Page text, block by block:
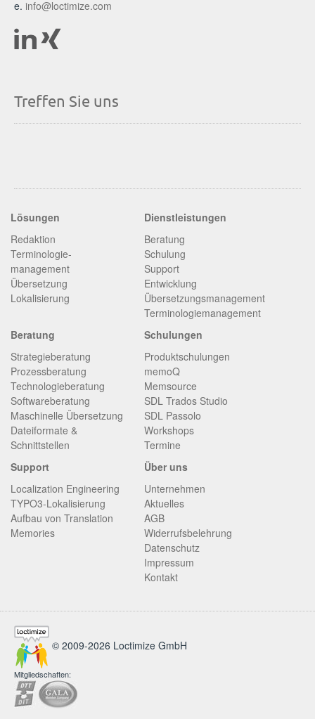
e. info@loctimize.com
Treffen Sie uns
Lösungen
Redaktion
Terminologie­
management
Übersetzung
Lokalisierung
Dienstleistungen
Beratung
Schulung
Support
Entwicklung
Übersetzungsmanagement
Terminologiemanagement
Beratung
Strategieberatung
Prozessberatung
Technologieberatung
Softwareberatung
Maschinelle Übersetzung
Dateiformate &
Schnittstellen
Schulungen
Produktschulungen
memoQ
Memsource
SDL Trados Studio
SDL Passolo
Workshops
Termine
Support
Localization Engineering
TYPO3-Lokalisierung
Aufbau von Translation
Memories
Über uns
Unternehmen
Aktuelles
AGB
Widerrufsbelehrung
Datenschutz
Impressum
Kontakt
© 2009-2026 Loctimize GmbH
Mitgliedschaften: